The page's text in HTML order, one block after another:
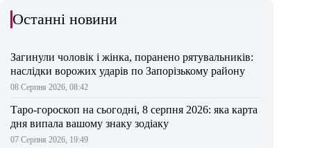
Останні новини
Загинули чоловік і жінка, поранено рятувальників:
наслідки ворожих ударів по Запорізькому району
08 Серпня 2026, 08:42
Таро-гороскоп на сьогодні, 8 серпня 2026: яка карта
дня випала вашому знаку зодіаку
07 Серпня 2026, 19:49